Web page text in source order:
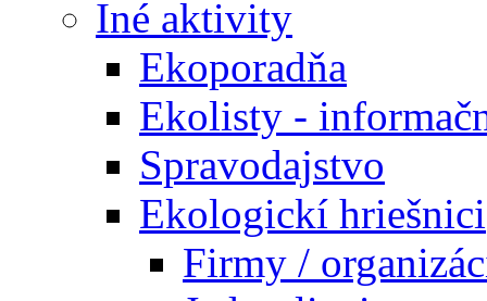
Iné aktivity
Ekoporadňa
Ekolisty -
Spravodajstvo
Ekologickí hriešnici
Firmy /